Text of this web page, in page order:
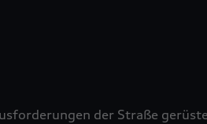
der Straße